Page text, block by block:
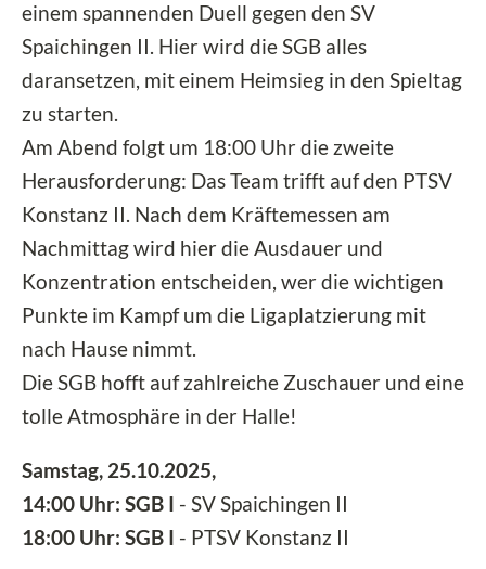
einem spannenden Duell gegen den SV
Spaichingen II. Hier wird die SGB alles
daransetzen, mit einem Heimsieg in den Spieltag
zu starten.
Am Abend folgt um 18:00 Uhr die zweite
Herausforderung: Das Team trifft auf den PTSV
Konstanz II. Nach dem Kräftemessen am
Nachmittag wird hier die Ausdauer und
Konzentration entscheiden, wer die wichtigen
Punkte im Kampf um die Ligaplatzierung mit
nach Hause nimmt.
Die SGB hofft auf zahlreiche Zuschauer und eine
tolle Atmosphäre in der Halle!
Samstag, 25.10.2025,
14:00 Uhr: SGB I - SV Spaichingen II
18:00 Uhr: SGB I - PTSV Konstanz II